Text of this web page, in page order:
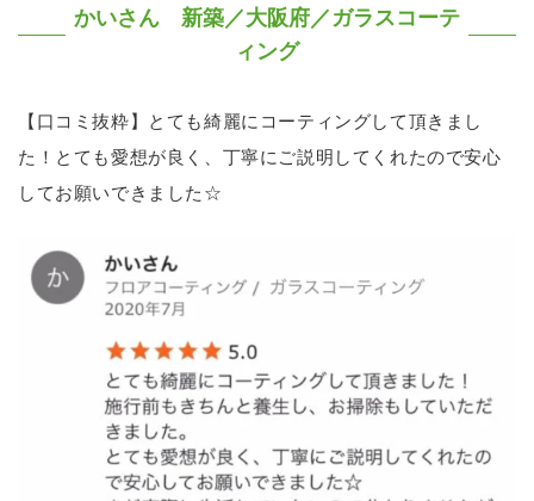
かいさん 新築／大阪府／ガラスコーテ
ィング
【口コミ抜粋】とても綺麗にコーティングして頂きまし
た！とても愛想が良く、丁寧にご説明してくれたので安心
してお願いできました☆